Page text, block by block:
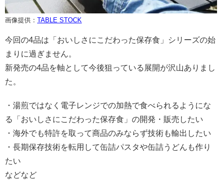
画像提供： TABLE STOCK
今回の4品は「おいしさにこだわった保存食」シリーズの始
まりに過ぎません。
新発売の4品を軸として今後狙っている展開が沢山ありまし
た。
・湯煎ではなく電子レンジでの加熱で食べられるようにな
る「おいしさにこだわった保存食」の開発・販売したい
・海外でも特許を取って商品のみならず技術も輸出したい
・長期保存技術を転用して缶詰パスタや缶詰うどんも作り
たい
などなど